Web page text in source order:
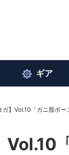
ギア
ガ】Vol.10「ガニ股ポ